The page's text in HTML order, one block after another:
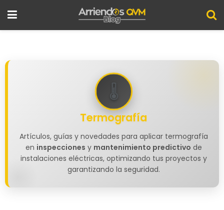
Termografía
Artículos, guías y novedades para aplicar termografía
en inspecciones y mantenimiento predictivo de
instalaciones eléctricas, optimizando tus proyectos y
garantizando la seguridad.